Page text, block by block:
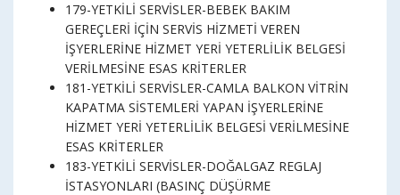
179-YETKİLİ SERVİSLER-BEBEK BAKIM
GEREÇLERİ İÇİN SERVİS HİZMETİ VEREN
İŞYERLERİNE HİZMET YERİ YETERLİLİK BELGESİ
VERİLMESİNE ESAS KRİTERLER
181-YETKİLİ SERVİSLER-CAMLA BALKON VİTRİN
KAPATMA SİSTEMLERİ YAPAN İŞYERLERİNE
HİZMET YERİ YETERLİLİK BELGESİ VERİLMESİNE
ESAS KRİTERLER
183-YETKİLİ SERVİSLER-DOĞALGAZ REGLAJ
İSTASYONLARI (BASINÇ DÜŞÜRME